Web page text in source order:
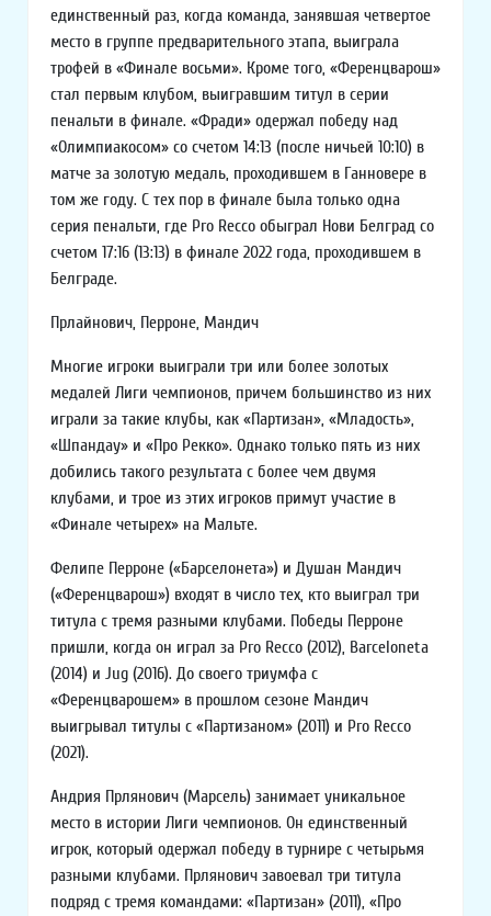
единственный раз, когда команда, занявшая четвертое
место в группе предварительного этапа, выиграла
трофей в «Финале восьми». Кроме того, «Ференцварош»
стал первым клубом, выигравшим титул в серии
пенальти в финале. «Фради» одержал победу над
«Олимпиакосом» со счетом 14:13 (после ничьей 10:10) в
матче за золотую медаль, проходившем в Ганновере в
том же году. С тех пор в финале была только одна
серия пенальти, где Pro Recco обыграл Нови Белград со
счетом 17:16 (13:13) в финале 2022 года, проходившем в
Белграде.
Прлайнович, Перроне, Мандич
Многие игроки выиграли три или более золотых
медалей Лиги чемпионов, причем большинство из них
играли за такие клубы, как «Партизан», «Младость»,
«Шпандау» и «Про Рекко». Однако только пять из них
добились такого результата с более чем двумя
клубами, и трое из этих игроков примут участие в
«Финале четырех» на Мальте.
Фелипе Перроне («Барселонета») и Душан Мандич
(«Ференцварош») входят в число тех, кто выиграл три
титула с тремя разными клубами. Победы Перроне
пришли, когда он играл за Pro Recco (2012), Barceloneta
(2014) и Jug (2016). До своего триумфа с
«Ференцварошем» в прошлом сезоне Мандич
выигрывал титулы с «Партизаном» (2011) и Pro Recco
(2021).
Андрия Прлянович (Марсель) занимает уникальное
место в истории Лиги чемпионов. Он единственный
игрок, который одержал победу в турнире с четырьмя
разными клубами. Прлянович завоевал три титула
подряд с тремя командами: «Партизан» (2011), «Про